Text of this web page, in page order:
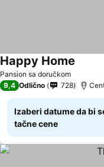
Pansion sa doručkom
Happy Home
9,4 Odlično 728
Izaberi datume da bi
tačne cene